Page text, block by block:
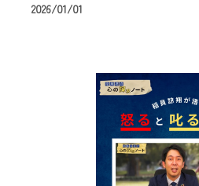
2026/01/01